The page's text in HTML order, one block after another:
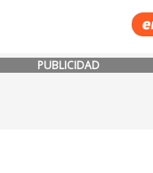
PUBLICIDAD